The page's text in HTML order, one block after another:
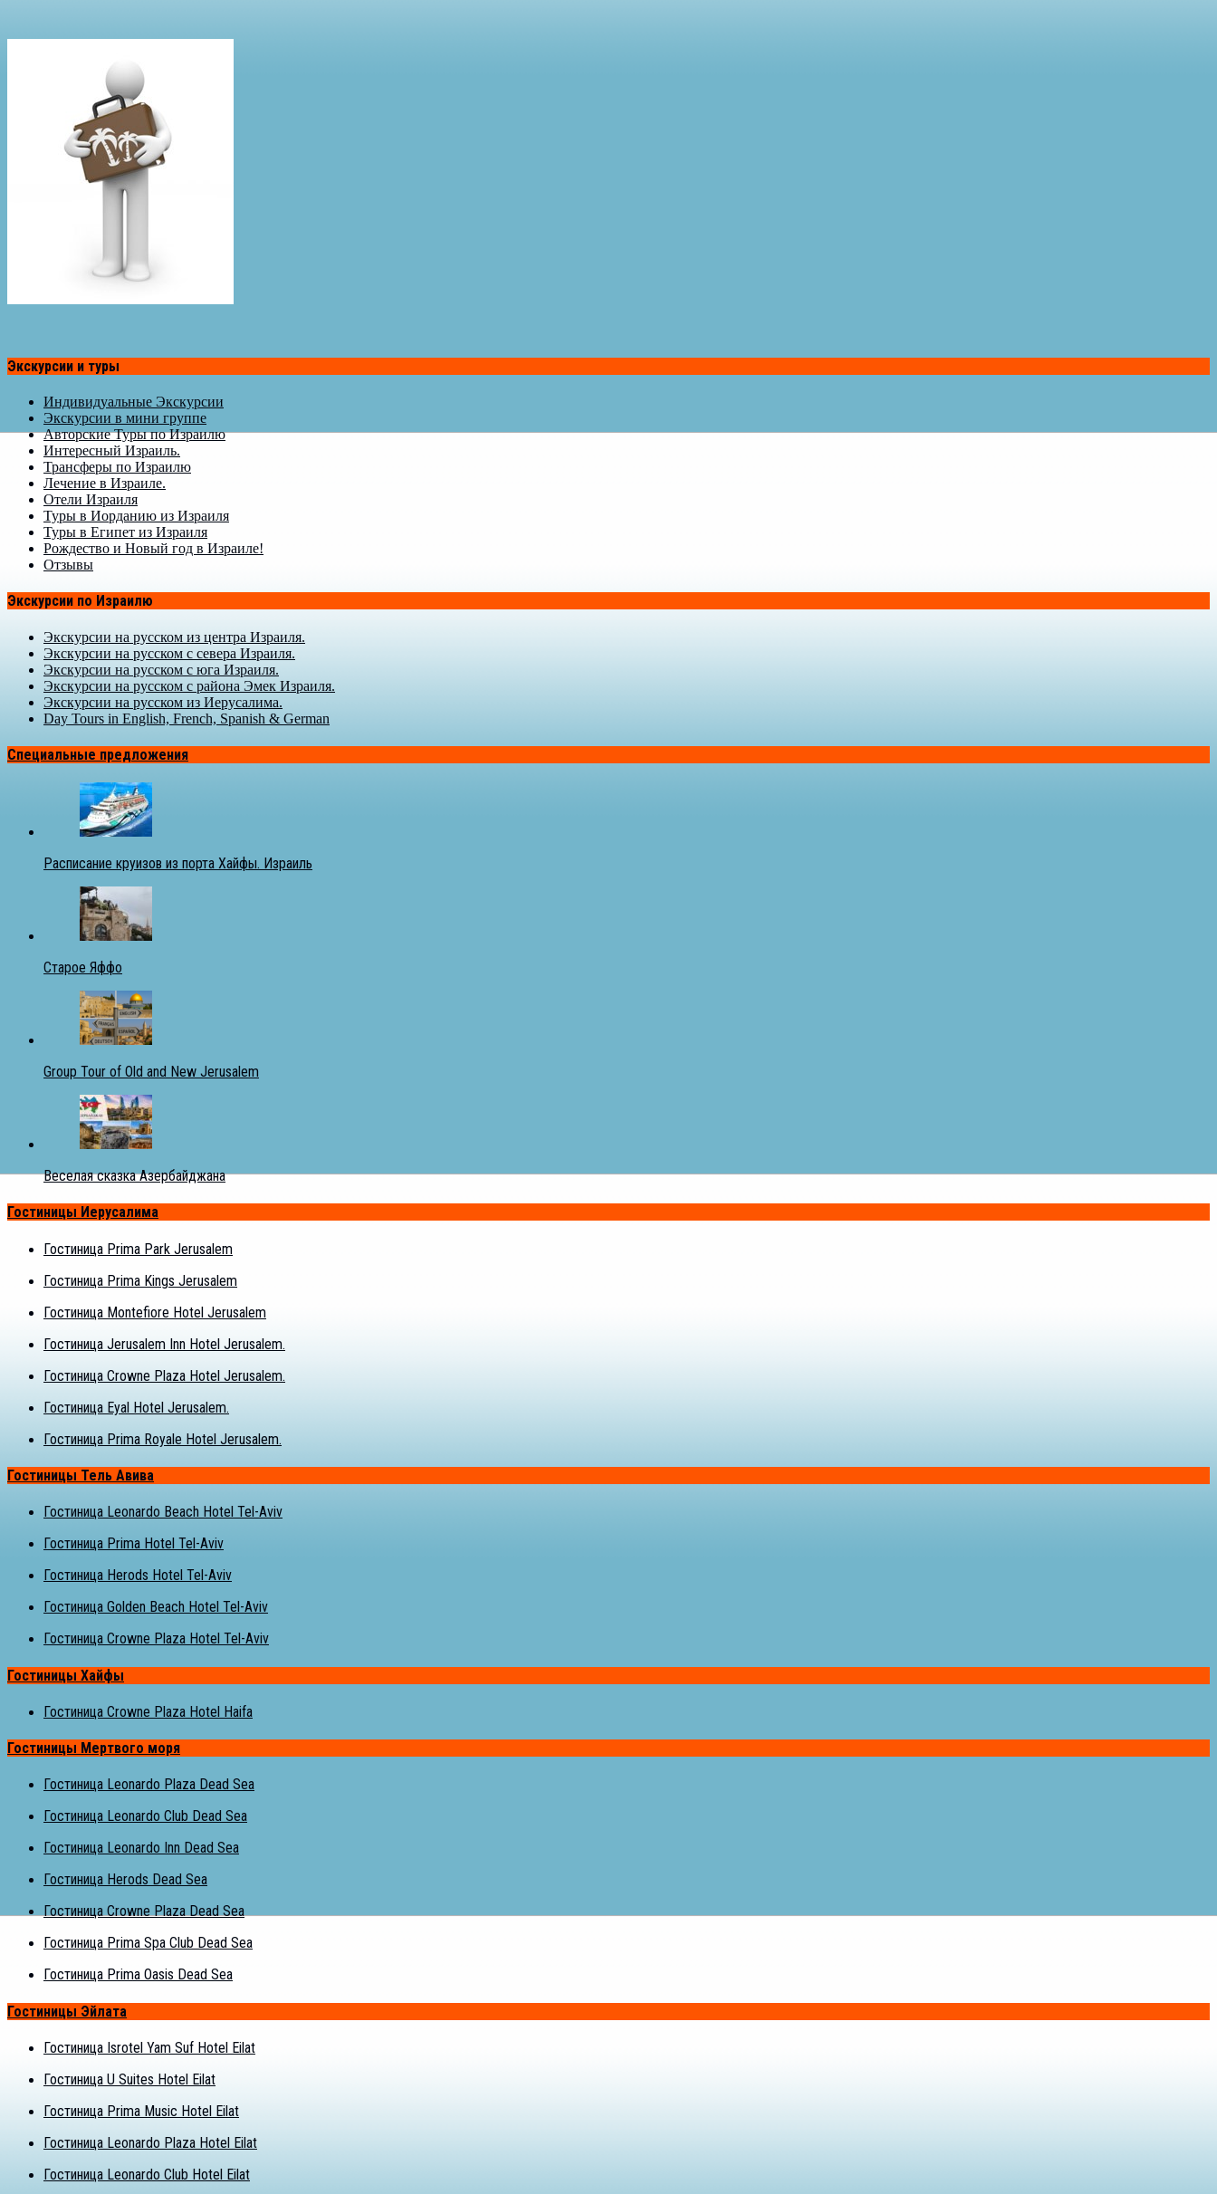
Экскурсии и туры
Индивидуальные Экскурсии
Экскурсии в мини группе
Авторские Туры по Израилю
Интересный Израиль.
Трансферы по Израилю
Лечение в Израиле.
Отели Израиля
Туры в Иорданию из Израиля
Туры в Египет из Израиля
Рождество и Новый год в Израиле!
Отзывы
Экскурсии по Израилю
Экскурсии на русском из центра Израиля.
Экскурсии на русском с севера Израиля.
Экскурсии на русском с юга Израиля.
Экскурсии на русском с района Эмек Израиля.
Экскурсии на русском из Иерусалима.
Day Tours in English, French, Spanish & German
Специальные предложения
Расписание круизов из порта Хайфы. Израиль
Старое Яффо
Group Tour of Old and New Jerusalem
Веселая сказка Азербайджана
Гостиницы Иерусалима
Гостиница Prima Park Jerusalem
Гостиница Prima Kings Jerusalem
Гостиница Montefiore Hotel Jerusalem
Гостиница Jerusalem Inn Hotel Jerusalem.
Гостиница Crowne Plaza Hotel Jerusalem.
Гостиница Eyal Hotel Jerusalem.
Гостиница Prima Royale Hotel Jerusalem.
Гостиницы Тель Авива
Гостиница Leonardo Beach Hotel Tel-Aviv
Гостиница Prima Hotel Tel-Aviv
Гостиница Herods Hotel Tel-Aviv
Гостиница Golden Beach Hotel Tel-Aviv
Гостиница Crowne Plaza Hotel Tel-Aviv
Гостиницы Хайфы
Гостиница Crowne Plaza Hotel Haifa
Гостиницы Мертвого моря
Гостиница Leonardo Plaza Dead Sea
Гостиница Leonardo Club Dead Sea
Гостиница Leonardo Inn Dead Sea
Гостиница Herods Dead Sea
Гостиница Crowne Plaza Dead Sea
Гостиница Prima Spa Club Dead Sea
Гостиница Prima Oasis Dead Sea
Гостиницы Эйлата
Гостиница Isrotel Yam Suf Hotel Eilat
Гостиница U Suites Hotel Eilat
Гостиница Prima Music Hotel Eilat
Гостиница Leonardo Plaza Hotel Eilat
Гостиница Leonardo Club Hotel Eilat